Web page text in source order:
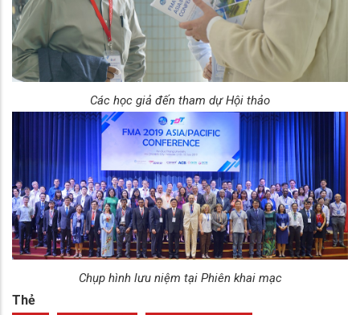
Các học giả đến tham dự Hội thảo
Chụp hình lưu niệm tại Phiên khai mạc
Thẻ